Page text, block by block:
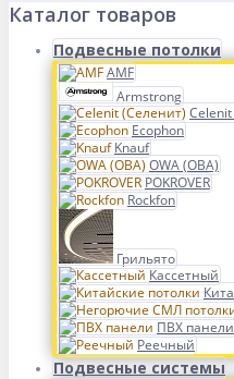
Каталог товаров
Подвесные потолки
AMF
Armstrong
Ecophon
Knauf
OWA (ОВА)
POKROVER
Rockfon
Грильято
Кассетный
ПВХ панели
Реечный
Подвесные системы